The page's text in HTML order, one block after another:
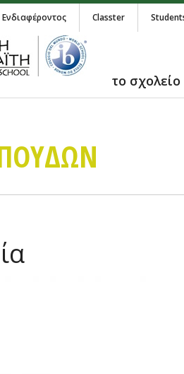
Classter
το σχολείο